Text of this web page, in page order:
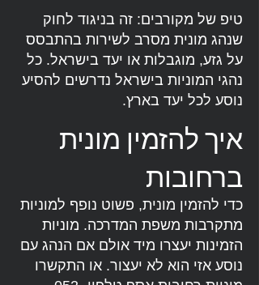
טיפ של מקורבים: זה בניגוד לחוק
שנהג מונית מסרב לשירות בהתבסס
על גזע, מוגבלות או יעד בישראל. כל
נהגי המוניות בישראל נדרשים להסיע
נוסע לכל יעד בארץ.
איך להזמין מונית
ברחובות
כדי להזמין מונית, פשוט נופף למוניות
מתקרבות משפת המדרכה. מוניות
הזמינות יעצרו מיד אולם אם הנהג עם
נוסע אזי הוא לא יעצור. או התקשרו